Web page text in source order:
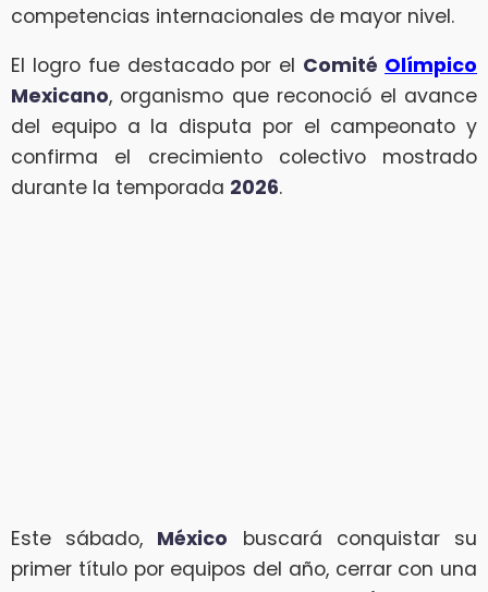
competencias internacionales de mayor nivel.
El logro fue destacado por el Comité Olímpico
Mexicano, organismo que reconoció el avance
del equipo a la disputa por el campeonato y
confirma el crecimiento colectivo mostrado
durante la temporada 2026.
Este sábado, México buscará conquistar su
primer título por equipos del año, cerrar con una